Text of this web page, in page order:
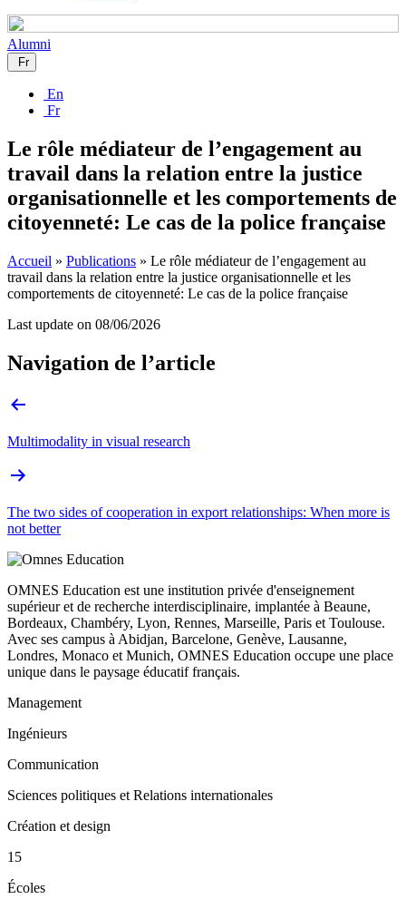
Alumni
Fr
En
Fr
Le rôle médiateur de l’engagement au
travail dans la relation entre la justice
organisationnelle et les comportements de
citoyenneté: Le cas de la police française
Accueil » Publications » Le rôle médiateur de l’engagement au
travail dans la relation entre la justice organisationnelle et les
comportements de citoyenneté: Le cas de la police française
Last update on 08/06/2026
Navigation de l’article
Multimodality in visual research
The two sides of cooperation in export relationships: When more is
not better
OMNES Education est une institution privée d'enseignement
supérieur et de recherche interdisciplinaire, implantée à Beaune,
Bordeaux, Chambéry, Lyon, Rennes, Marseille, Paris et Toulouse.
Avec ses campus à Abidjan, Barcelone, Genève, Lausanne,
Londres, Monaco et Munich, OMNES Education occupe une place
unique dans le paysage éducatif français.
Management
Ingénieurs
Communication
Sciences politiques et Relations internationales
Création et design
15
Écoles